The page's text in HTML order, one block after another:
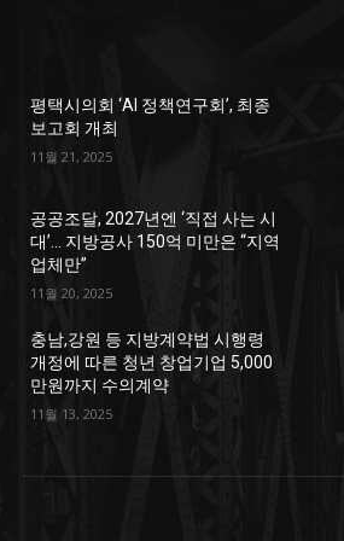
평택시의회 ‘AI 정책연구회’, 최종
보고회 개최
11월 21, 2025
공공조달, 2027년엔 ‘직접 사는 시
대’… 지방공사 150억 미만은 “지역
업체만”
11월 20, 2025
충남,강원 등 지방계약법 시행령
개정에 따른 청년 창업기업 5,000
만원까지 수의계약
11월 13, 2025